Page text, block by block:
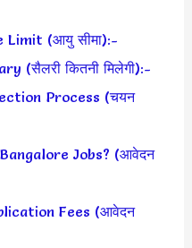
Limit (आयु सीमा):-
(सैलरी कितनी मिलेगी):-
Process (चयन
Jobs? (आवेदन
Fees (आवेदन